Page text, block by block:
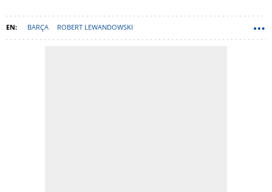
BARÇA ROBERT LEWANDOWSKI